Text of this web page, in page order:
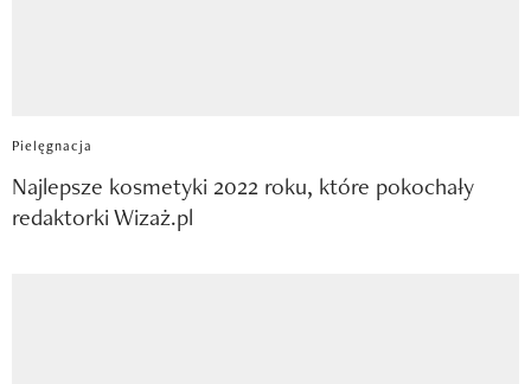
Pielęgnacja
Najlepsze kosmetyki 2022 roku, które pokochały
redaktorki Wizaż.pl